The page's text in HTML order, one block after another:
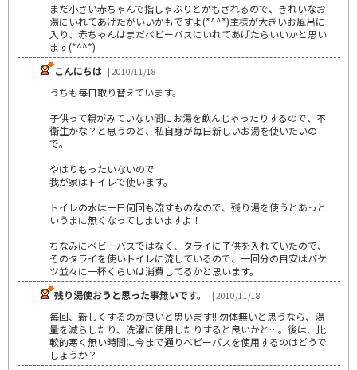
まだ小さい赤ちゃんで指しゃぶりとかもされるので、きれいなお
湯にいれてあげたがいいかもですよ(*^^*)主様が大きいお風呂に
入り、赤ちゃんはまだベビーバスにいれてあげたらいいかと思い
ます(*^^*)
こんにちは | 2010/11/18
うちも毎日取り替えています。
子供って親がみていない間にお湯を飲んじゃったりするので、不
衛生かな？と思うのと、私自身が毎日新しいお湯を使いたいの
で。
やはりもったいないので
我が家はトイレで使います。
トイレの水は一日何回も流すものなので、残り湯を使うとあっと
いうまに無くなってしまいますよ！
ちなみにベビーバスではなく、タライに子供を入れていたので、
そのタライを使いトイレに流しているので、一回分の目安はバケ
ツ並々に一杯くらいは消費してるかと思います。
残り湯使おうと思った事無いです。
| 2010/11/18
毎回、新しくするのが良いと思います!! 勿体無いと思うなら、湯
量を減らしたり、洗濯に使用したりすると良いかと…。後は、比
較的寒く無い時間に今まで通りベビーバスを使用するのはどうで
しょうか？